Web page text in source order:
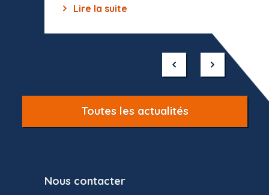
Lire la suite
Toutes les actualités
Nous contacter